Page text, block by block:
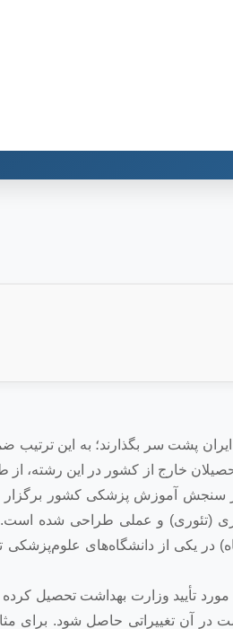
پشت سر بگذارند؛ به این ترتیب
خارج از کشور در این رشته،
سنجش آموزش پزشکی کشور برگزار
(تئوری) و عملی طراحی شده
در یکی از دانشگاه‌های علوم‌پزشکی
مورد تأیید وزارت بهداشت تحصیل
در آن تغییراتی حاصل شود. برای